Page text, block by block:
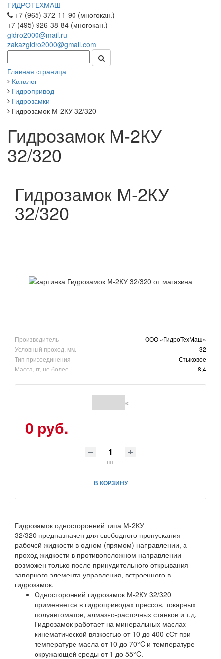
ГИДРОТЕХМАШ
+7 (965) 372-11-90 (многокан.)
+7 (495) 926-38-84 (многокан.)
gidro2000@mail.ru
zakazgidro2000@gmail.com
Главная страница
Каталог
Гидропривод
Гидрозамки
Гидрозамок М-2КУ 32/320
Гидрозамок М-2КУ
32/320
Гидрозамок М-2КУ
32/320
Производитель
ООО «ГидроТехМаш»
Условный проход, мм.
32
Тип присоединения
Стыковое
Масса, кг, не более
8,4
(0)
0 руб.
шт
В КОРЗИНУ
Гидрозамок односторонний типа М-2КУ
32/320 предназначен для свободного пропускания
рабочей жидкости в одном (прямом) направлении, а
проход жидкости в противоположном направлении
возможен только после принудительного открывания
запорного элемента управления, встроенного в
гидрозамок.
Односторонний гидрозамок М-2КУ 32/320
применяется в гидроприводах прессов, токарных
полуавтоматов, алмазно-расточных станков и т.д.
Гидрозамок работает на минеральных маслах
кинематической вязкостью от 10 до 400 сСт при
температуре масла от 10 до 70°C и температуре
окружающей среды от 1 до 55°C.